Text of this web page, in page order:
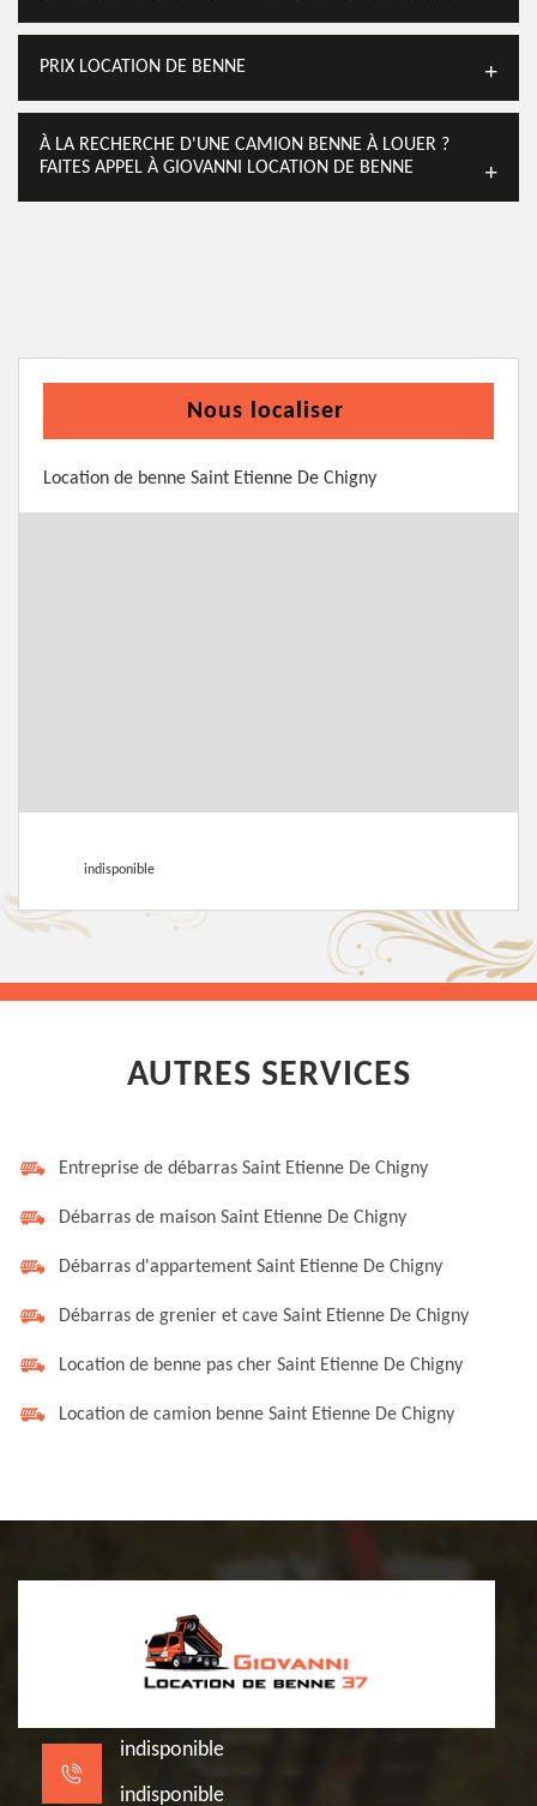
PRIX LOCATION DE BENNE
À LA RECHERCHE D'UNE CAMION BENNE À LOUER ?
FAITES APPEL À GIOVANNI LOCATION DE BENNE
Nous localiser
Location de benne Saint Etienne De Chigny
indisponible
AUTRES SERVICES
Entreprise de débarras Saint Etienne De Chigny
Débarras de maison Saint Etienne De Chigny
Débarras d'appartement Saint Etienne De Chigny
Débarras de grenier et cave Saint Etienne De Chigny
Location de benne pas cher Saint Etienne De Chigny
Location de camion benne Saint Etienne De Chigny
indisponible
indisponible